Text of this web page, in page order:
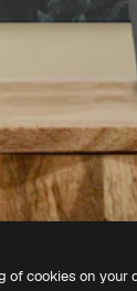
of cookies on your